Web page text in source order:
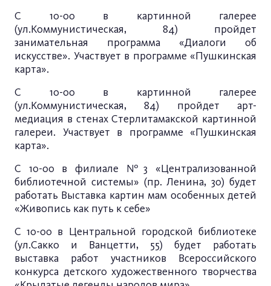
С 10-00 в картинной галерее
(ул.Коммунистическая, 84) пройдет
занимательная программа «Диалоги об
искусстве». Участвует в программе «Пушкинская
карта».
С 10-00 в картинной галерее
(ул.Коммунистическая, 84) пройдет арт-
медиация в стенах Стерлитамакской картинной
галереи. Участвует в программе «Пушкинская
карта».
С 10-00 в филиале №3 «Централизованной
библиотечной системы» (пр. Ленина, 30) будет
работать Выставка картин мам особенных детей
«Живопись как путь к себе»
С 10-00 в Центральной городской библиотеке
(ул.Сакко и Ванцетти, 55) будет работать
выставка работ участников Всероссийского
конкурса детского художественного творчества